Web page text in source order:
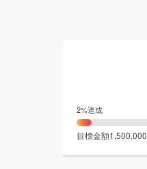
2%達成
目標金額1,500,000